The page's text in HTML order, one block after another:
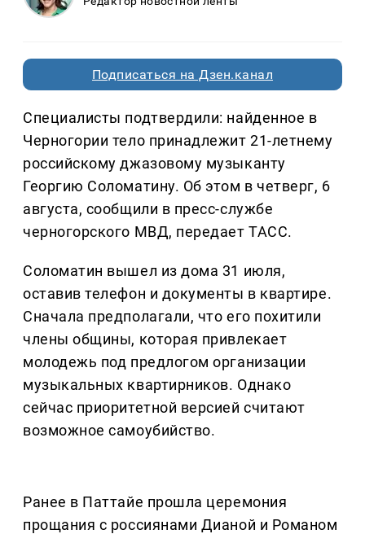
Подписаться на Дзен.канал
Специалисты подтвердили: найденное в
Черногории тело принадлежит 21-летнему
российскому джазовому музыканту
Георгию Соломатину. Об этом в четверг, 6
августа, сообщили в пресс-службе
черногорского МВД, передает ТАСС.
Соломатин вышел из дома 31 июля,
оставив телефон и документы в квартире.
Сначала предполагали, что его похитили
члены общины, которая привлекает
молодежь под предлогом организации
музыкальных квартирников. Однако
сейчас приоритетной версией считают
возможное самоубийство.
Ранее в Паттайе прошла церемония
прощания с россиянами Дианой и Романом